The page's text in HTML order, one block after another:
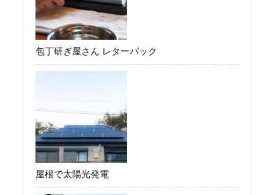
包丁研ぎ屋さん レターパック
屋根で太陽光発電